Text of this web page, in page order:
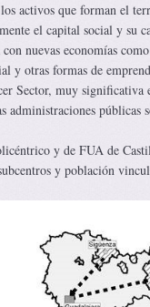
activos que forman el
el capital social y su
nuevas economías
y otras formas de
Sector, muy significativa
administraciones públicas
y de FUA de
y población